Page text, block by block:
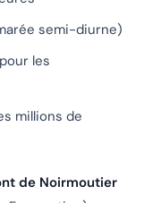
semi-diurne)
les
millions de
de Noirmoutier